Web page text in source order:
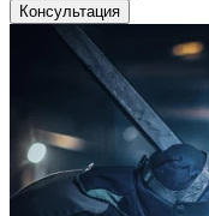
Консультация